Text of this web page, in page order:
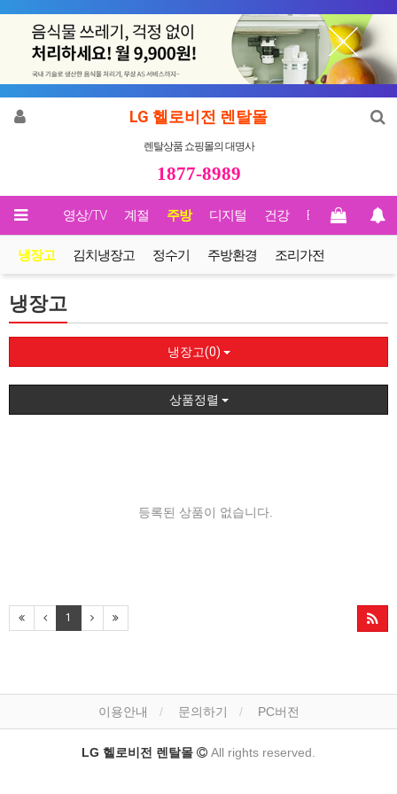
LG 헬로비전 렌탈몰
렌탈상품 쇼핑몰의 대명사
1877-8989
메인 영상/TV 계절 주방 디지털 건강 Biz렌탈
냉장고 김치냉장고 정수기 주방환경 조리가전
냉장고
냉장고(0)
상품정렬
등록된 상품이 없습니다.
1
이용안내 문의하기 PC버전
LG 헬로비전 렌탈몰 All rights reserved.